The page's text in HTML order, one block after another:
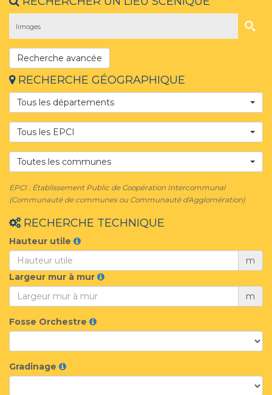
Recherche avancée
RECHERCHE GÉOGRAPHIQUE
Tous les départements
Tous les EPCI
Toutes les communes
EPCI : Établissement Public de Coopération Intercommunal
(Communauté de communes ou Communauté d'Agglomération)
RECHERCHE TECHNIQUE
Hauteur utile
m
Largeur mur à mur
m
Fosse Orchestre
Gradinage